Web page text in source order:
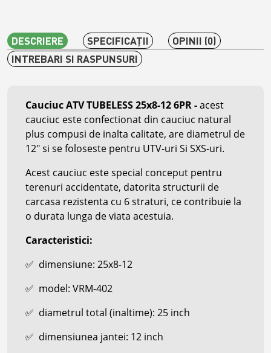
DESCRIERE SPECIFICAŢII
OPINII (0)
INTREBARI SI RASPUNSURI
Cauciuc ATV TUBELESS 25x8-12 6PR-acest
cauciuc este confectionat din cauciuc natural
plus compusi de inalta calitate, are diametrul de
12" si se foloseste pentru UTV-uri Si SXS-uri.
Acest cauciuc este special conceput pentru
terenuri accidentate, datorita structurii de
carcasa rezistenta cu 6 straturi, ce contribuie la
o durata lunga de viata acestuia.
Caracteristici:
✅ dimensiune: 25x8-12
✅ model: VRM-402
✅ diametrul total (inaltime): 25 inch
✅ dimensiunea jantei: 12 inch